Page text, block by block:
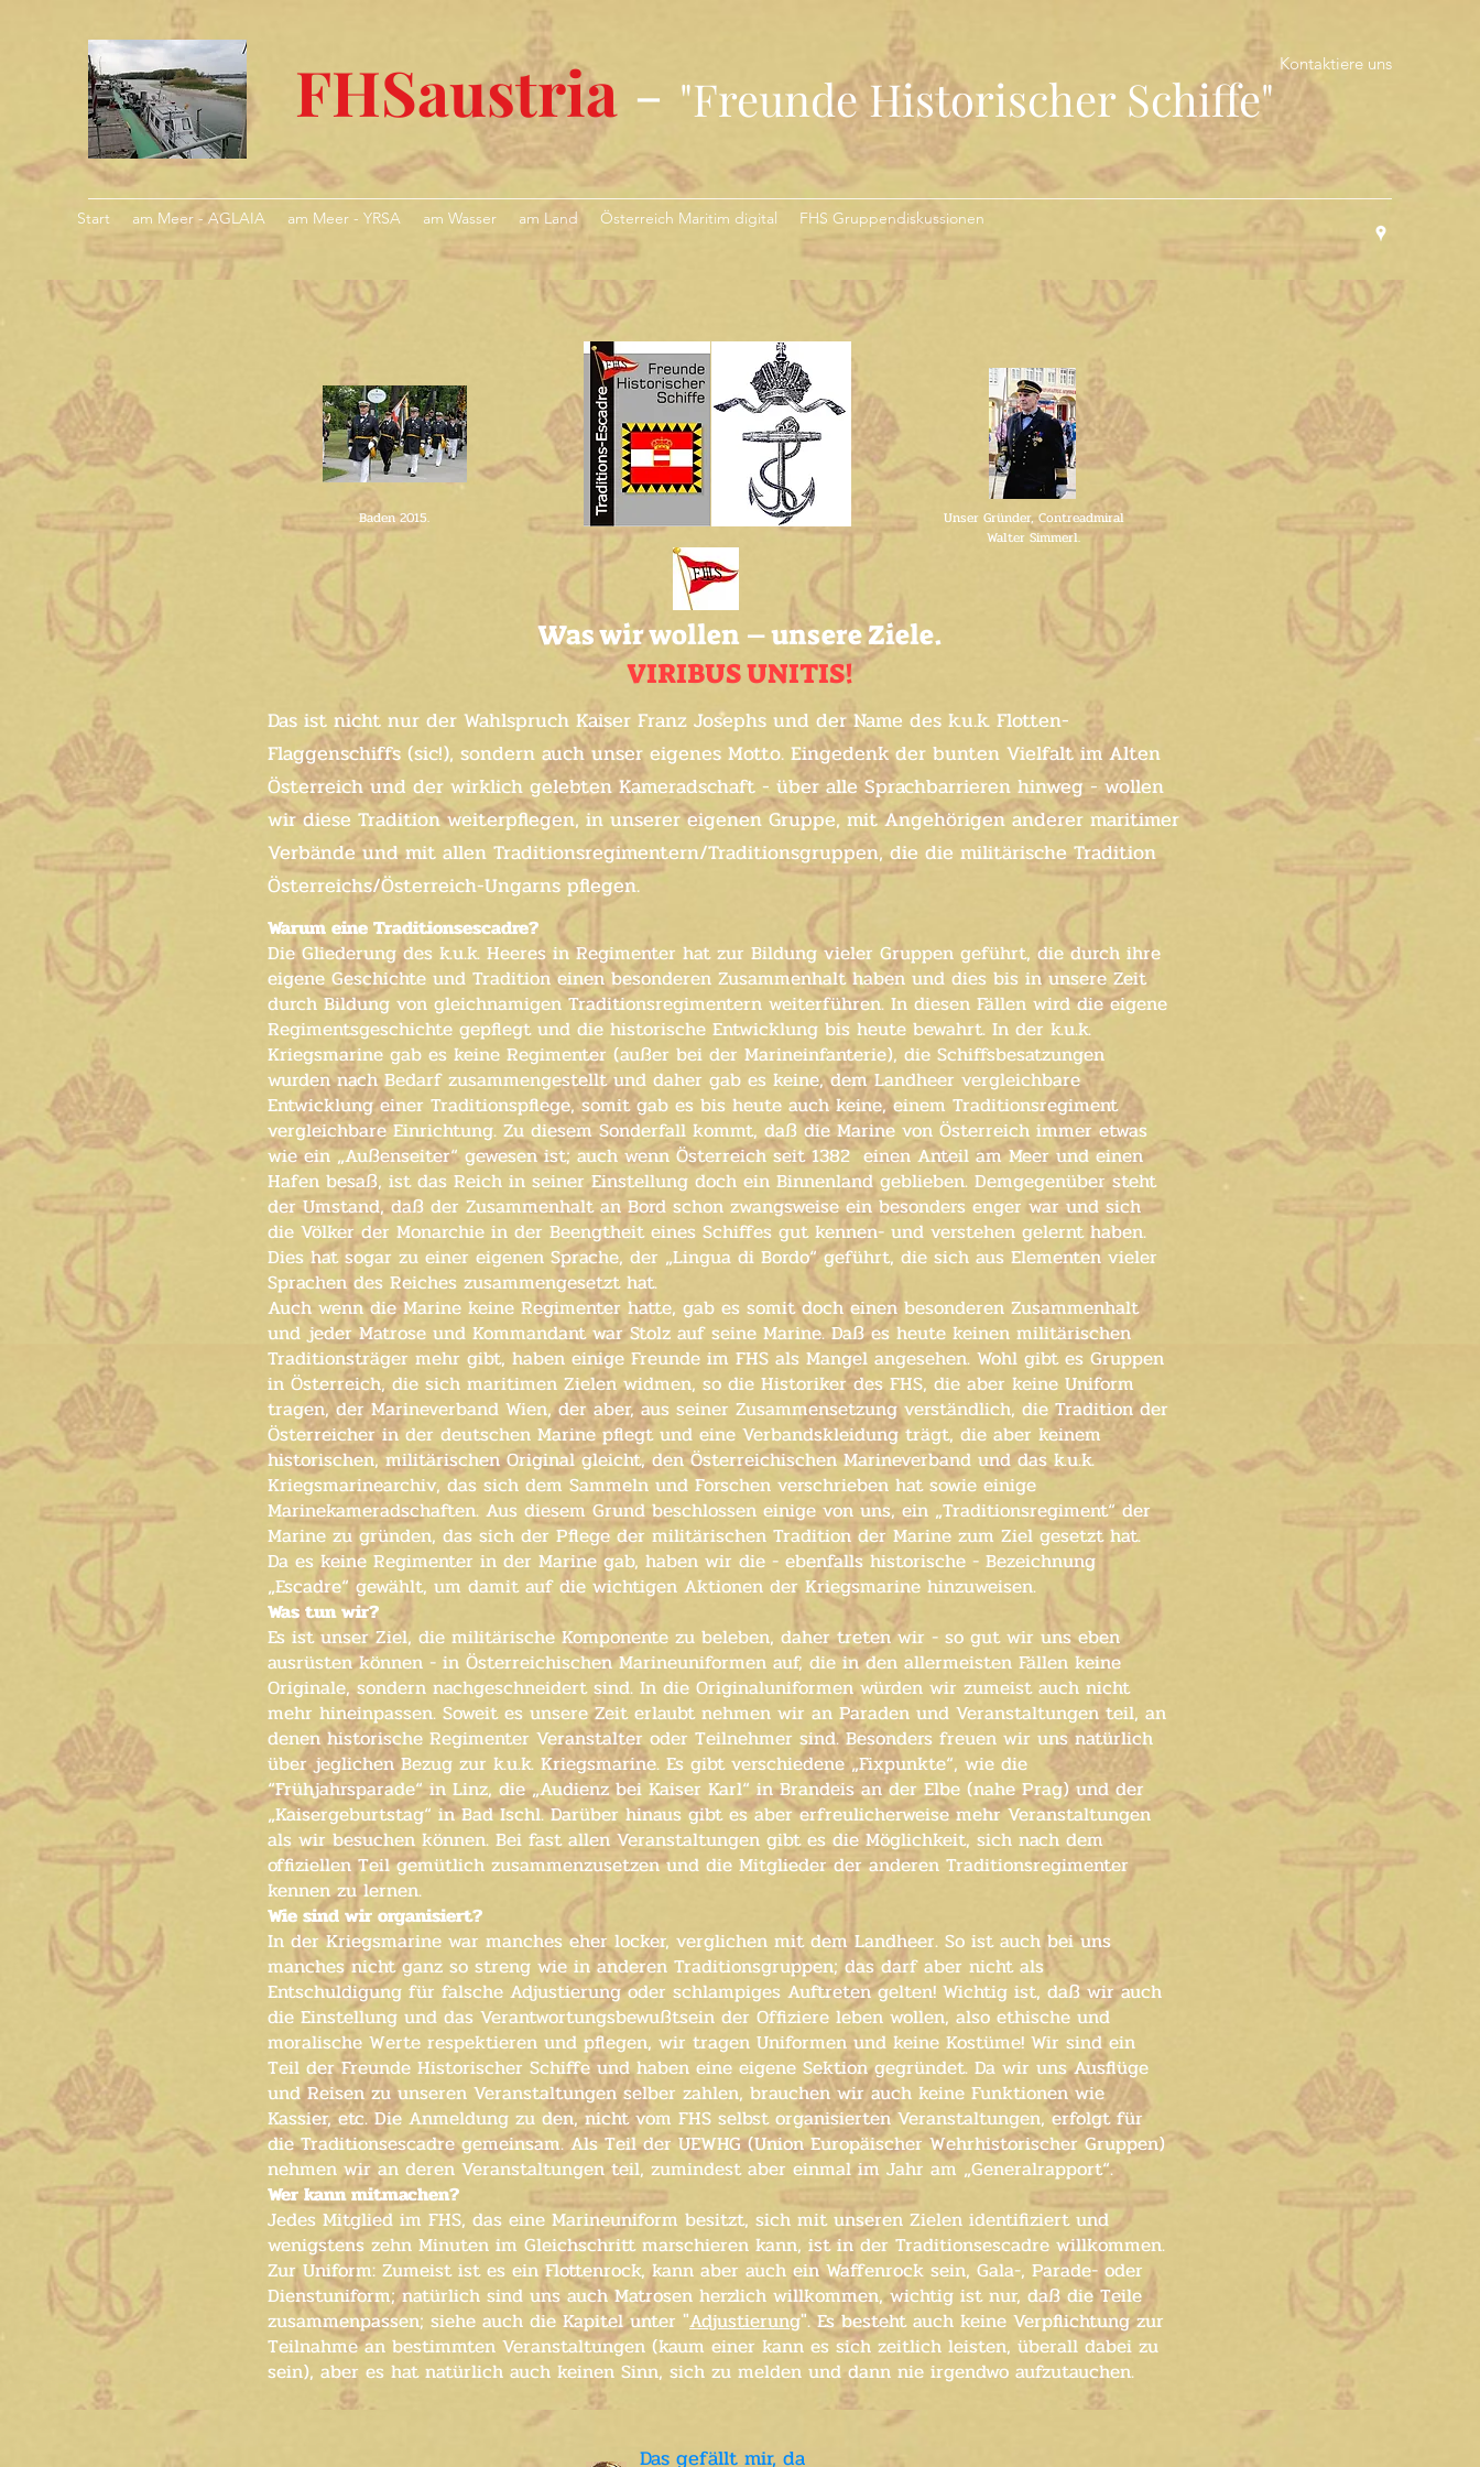
FHSaustria - "Freunde Historischer Schiffe"
Kontaktiere uns
Start am Meer - AGLAIA am Meer - YRSA am Wasser am Land Österreich Maritim digital FHS Gruppendiskussionen
Baden 2015.
Unser Gründer, Contreadmiral
Walter Simmerl.
Was wir wollen – unsere Ziele.
VIRIBUS UNITIS!
Das ist nicht nur der Wahlspruch Kaiser Franz Josephs und der Name des k.u.k. Flotten-
Flaggenschiffs (sic!), sondern auch unser eigenes Motto. Eingedenk der bunten Vielfalt im Alten
Österreich und der wirklich gelebten Kameradschaft - über alle Sprachbarrieren hinweg - wollen
wir diese Tradition weiterpflegen, in unserer eigenen Gruppe, mit Angehörigen anderer maritimer
Verbände und mit allen Traditionsregimentern/Traditionsgruppen, die die militärische Tradition
Österreichs/Österreich-Ungarns pflegen.
Warum eine Traditionsescadre?
Die Gliederung des k.u.k. Heeres in Regimenter hat zur Bildung vieler Gruppen geführt, die durch ihre
eigene Geschichte und Tradition einen besonderen Zusammenhalt haben und dies bis in unsere Zeit
durch Bildung von gleichnamigen Traditionsregimentern weiterführen. In diesen Fällen wird die eigene
Regimentsgeschichte gepflegt und die historische Entwicklung bis heute bewahrt. In der k.u.k.
Kriegsmarine gab es keine Regimenter (außer bei der Marineinfanterie), die Schiffsbesatzungen
wurden nach Bedarf zusammengestellt und daher gab es keine, dem Landheer vergleichbare
Entwicklung einer Traditionspflege, somit gab es bis heute auch keine, einem Traditionsregiment
vergleichbare Einrichtung. Zu diesem Sonderfall kommt, daß die Marine von Österreich immer etwas
wie ein „Außenseiter“ gewesen ist; auch wenn Österreich seit 1382 einen Anteil am Meer und einen
Hafen besaß, ist das Reich in seiner Einstellung doch ein Binnenland geblieben. Demgegenüber steht
der Umstand, daß der Zusammenhalt an Bord schon zwangsweise ein besonders enger war und sich
die Völker der Monarchie in der Beengtheit eines Schiffes gut kennen- und verstehen gelernt haben.
Dies hat sogar zu einer eigenen Sprache, der „Lingua di Bordo“ geführt, die sich aus Elementen vieler
Sprachen des Reiches zusammengesetzt hat.
Auch wenn die Marine keine Regimenter hatte, gab es somit doch einen besonderen Zusammenhalt
und jeder Matrose und Kommandant war Stolz auf seine Marine. Daß es heute keinen militärischen
Traditionsträger mehr gibt, haben einige Freunde im FHS als Mangel angesehen. Wohl gibt es Gruppen
in Österreich, die sich maritimen Zielen widmen, so die Historiker des FHS, die aber keine Uniform
tragen, der Marineverband Wien, der aber, aus seiner Zusammensetzung verständlich, die Tradition der
Österreicher in der deutschen Marine pflegt und eine Verbandskleidung trägt, die aber keinem
historischen, militärischen Original gleicht, den Österreichischen Marineverband und das k.u.k.
Kriegsmarinearchiv, das sich dem Sammeln und Forschen verschrieben hat sowie einige
Marinekameradschaften. Aus diesem Grund beschlossen einige von uns, ein „Traditionsregiment“ der
Marine zu gründen, das sich der Pflege der militärischen Tradition der Marine zum Ziel gesetzt hat.
Da es keine Regimenter in der Marine gab, haben wir die - ebenfalls historische - Bezeichnung
„Escadre“ gewählt, um damit auf die wichtigen Aktionen der Kriegsmarine hinzuweisen.
Was tun wir?
Es ist unser Ziel, die militärische Komponente zu beleben, daher treten wir - so gut wir uns eben
ausrüsten können - in Österreichischen Marineuniformen auf, die in den allermeisten Fällen keine
Originale, sondern nachgeschneidert sind. In die Originaluniformen würden wir zumeist auch nicht
mehr hineinpassen. Soweit es unsere Zeit erlaubt nehmen wir an Paraden und Veranstaltungen teil, an
denen historische Regimenter Veranstalter oder Teilnehmer sind. Besonders freuen wir uns natürlich
über jeglichen Bezug zur k.u.k. Kriegsmarine. Es gibt verschiedene „Fixpunkte“, wie die
“Frühjahrsparade“ in Linz, die „Audienz bei Kaiser Karl“ in Brandeis an der Elbe (nahe Prag) und der
„Kaisergeburtstag“ in Bad Ischl. Darüber hinaus gibt es aber erfreulicherweise mehr Veranstaltungen
als wir besuchen können. Bei fast allen Veranstaltungen gibt es die Möglichkeit, sich nach dem
offiziellen Teil gemütlich zusammenzusetzen und die Mitglieder der anderen Traditionsregimenter
kennen zu lernen.
Wie sind wir organisiert?
In der Kriegsmarine war manches eher locker, verglichen mit dem Landheer. So ist auch bei uns
manches nicht ganz so streng wie in anderen Traditionsgruppen; das darf aber nicht als
Entschuldigung für falsche Adjustierung oder schlampiges Auftreten gelten! Wichtig ist, daß wir auch
die Einstellung und das Verantwortungsbewußtsein der Offiziere leben wollen, also ethische und
moralische Werte respektieren und pflegen, wir tragen Uniformen und keine Kostüme! Wir sind ein
Teil der Freunde Historischer Schiffe und haben eine eigene Sektion gegründet. Da wir uns Ausflüge
und Reisen zu unseren Veranstaltungen selber zahlen, brauchen wir auch keine Funktionen wie
Kassier, etc. Die Anmeldung zu den, nicht vom FHS selbst organisierten Veranstaltungen, erfolgt für
die Traditionsescadre gemeinsam. Als Teil der UEWHG (Union Europäischer Wehrhistorischer Gruppen)
nehmen wir an deren Veranstaltungen teil, zumindest aber einmal im Jahr am „Generalrapport“.
Wer kann mitmachen?
Jedes Mitglied im FHS, das eine Marineuniform besitzt, sich mit unseren Zielen identifiziert und
wenigstens zehn Minuten im Gleichschritt marschieren kann, ist in der Traditionsescadre willkommen.
Zur Uniform: Zumeist ist es ein Flottenrock, kann aber auch ein Waffenrock sein, Gala-, Parade- oder
Dienstuniform; natürlich sind uns auch Matrosen herzlich willkommen, wichtig ist nur, daß die Teile
zusammenpassen; siehe auch die Kapitel unter "Adjustierung". Es besteht auch keine Verpflichtung zur
Teilnahme an bestimmten Veranstaltungen (kaum einer kann es sich zeitlich leisten, überall dabei zu
sein), aber es hat natürlich auch keinen Sinn, sich zu melden und dann nie irgendwo aufzutauchen.
Das gefällt mir, da